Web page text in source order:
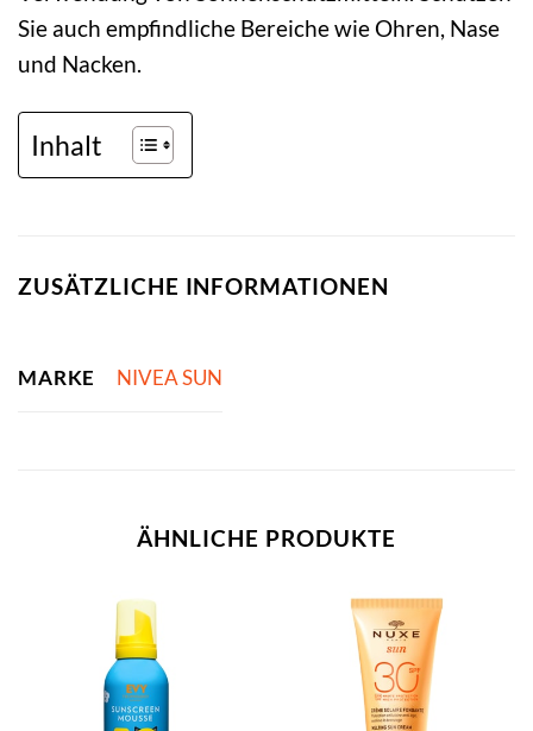
Sie auch empfindliche Bereiche wie Ohren, Nase
und Nacken.
Inhalt
ZUSÄTZLICHE INFORMATIONEN
MARKE NIVEA SUN
ÄHNLICHE PRODUKTE